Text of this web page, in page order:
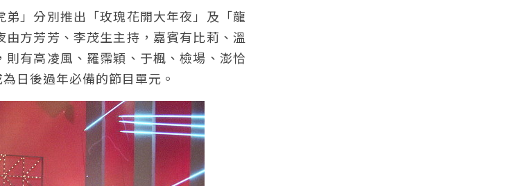
」分別推出「玫瑰花開大年夜」及「龍
方芳芳、李茂生主持，嘉賓有比莉、溫
有高凌風、羅霈穎、于楓、檢場、澎恰
日後過年必備的節目單元。